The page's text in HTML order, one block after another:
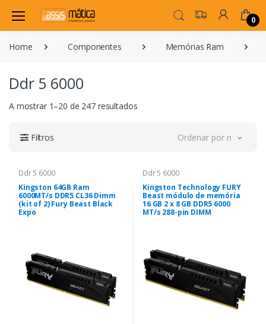
0
Home Componentes Memórias Ram
Ddr 5 6000
A mostrar 1–20 de 247 resultados
Filtros Ordenar por novidade
Ddr 5 6000
Kingston 64GB Ram
6000MT/s DDR5 CL36 Dimm
(kit of 2) Fury Beast Black
Expo
Ddr 5 6000
Kingston Technology FURY
Beast módulo de memória
16 GB 2 x 8 GB DDR5 6000
MT/s 288-pin DIMM